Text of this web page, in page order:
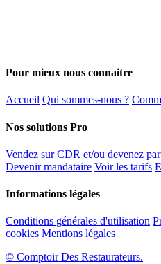
Pour mieux nous connaitre
Accueil Qui sommes-nous ?
Nos solutions Pro
Vendez sur CDR et/ou devenez
Devenir mandataire Voir les tarifs
Informations légales
Conditions générales d'utilisation
cookies Mentions légales
© Comptoir Des Restaurateurs.